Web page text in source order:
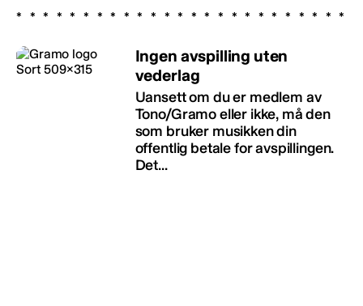
Ingen avspilling uten
vederlag
Uansett om du er medlem av
Tono/Gramo eller ikke, må den
som bruker musikken din
offentlig betale for avspillingen.
Det...